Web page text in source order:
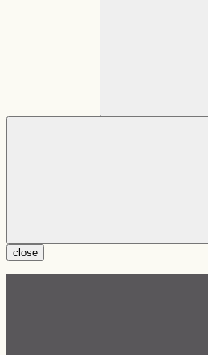
close